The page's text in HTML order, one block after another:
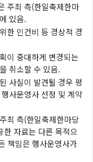
주최 측(한일축제한마
있음.
한 인건비 등 경상적 경
이 중대하게 변경되는
취소할 수 있음.
사실이 발견될 경우 평
사운영사 선정 및 계약
최 측(한일축제한마당
자료는 다른 목적으
책임은 행사운영사가